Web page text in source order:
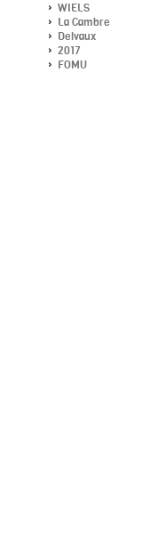
WIELS
La Cambre
Delvaux
2017
FOMU